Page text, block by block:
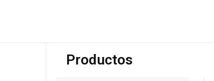
Productos